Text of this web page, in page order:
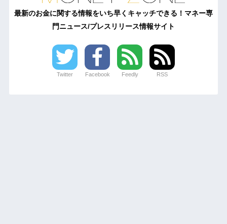
最新のお金に関する情報をいち早くキャッチできる！マネー専
門ニュース/プレスリリース情報サイト
Twitter Facebook Feedly RSS